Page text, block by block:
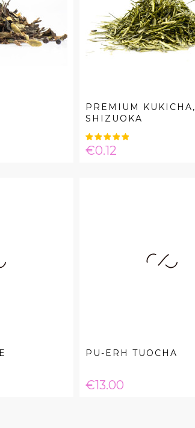
PREMIUM KUKICHA,
SHIZUOKA
Price
€0.12
PU-ERH TUOCHA
Price
€13.00